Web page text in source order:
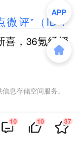
微评”（ID：
喜，36氪经授
息存储空间服务。
10 10 37